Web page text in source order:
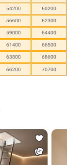
54200 60200
56600 62300
59000 64400
61400 66500
63800 68600
66200 70700